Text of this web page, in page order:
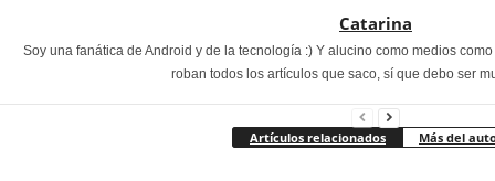
Catarina
Soy una fanática de Android y de la tecnología :) Y alucino como medios
roban todos los artículos que saco, sí que debo ser
Artículos relacionados Más del